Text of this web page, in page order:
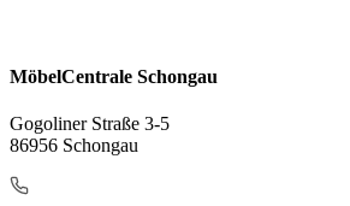
MöbelCentrale Schongau
Gogoliner Straße 3-5
86956 Schongau